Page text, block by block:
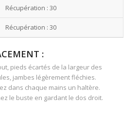
Récupération : 30
Récupération : 30
:
pieds écartés de la largeur des
jambes légèrement fléchies.
dans chaque mains un haltère.
le buste en gardant le dos droit.